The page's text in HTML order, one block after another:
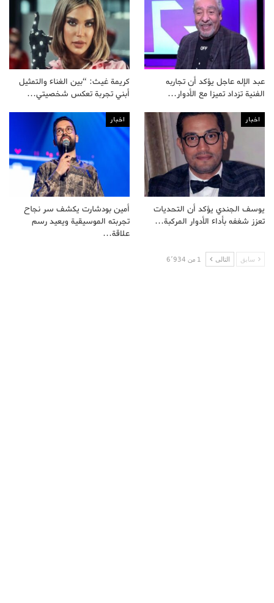
عبد الإله عاجل يؤكد أن تجاربه
الفنية تزداد تميزا مع الأدوار…
كريمة غيث: “بين الغناء والتمثيل
أبني تجربة تعكس شخصيتي…
اخبار
يوسف الجندي يؤكد أن التحديات
تعزز شغفه بأداء الأدوار المركبة…
اخبار
أمين بودشارت يكشف سر نجاح
تجربته الموسيقية ويعيد رسم
علاقة…
سابق التالى 1 من 6٬934